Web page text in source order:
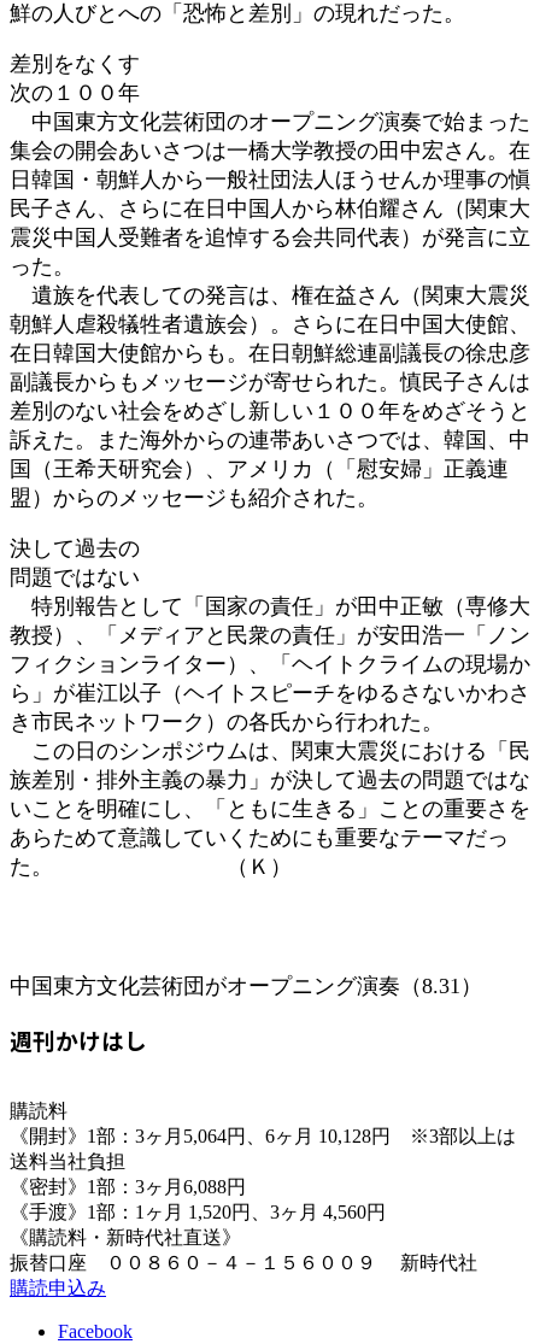
鮮の人びとへの「恐怖と差別」の現れだった。
差別をなくす
次の１００年
中国東方文化芸術団のオープニング演奏で始まった
集会の開会あいさつは一橋大学教授の田中宏さん。在
日韓国・朝鮮人から一般社団法人ほうせんか理事の愼
民子さん、さらに在日中国人から林伯耀さん（関東大
震災中国人受難者を追悼する会共同代表）が発言に立
った。
遺族を代表しての発言は、権在益さん（関東大震災
朝鮮人虐殺犠牲者遺族会）。さらに在日中国大使館、
在日韓国大使館からも。在日朝鮮総連副議長の徐忠彦
副議長からもメッセージが寄せられた。慎民子さんは
差別のない社会をめざし新しい１００年をめざそうと
訴えた。また海外からの連帯あいさつでは、韓国、中
国（王希天研究会）、アメリカ（「慰安婦」正義連
盟）からのメッセージも紹介された。
決して過去の
問題ではない
特別報告として「国家の責任」が田中正敏（専修大
教授）、「メディアと民衆の責任」が安田浩一「ノン
フィクションライター）、「ヘイトクライムの現場か
ら」が崔江以子（ヘイトスピーチをゆるさないかわさ
き市民ネットワーク）の各氏から行われた。
この日のシンポジウムは、関東大震災における「民
族差別・排外主義の暴力」が決して過去の問題ではな
いことを明確にし、「ともに生きる」ことの重要さを
あらためて意識していくためにも重要なテーマだっ
た。 （Ｋ）
中国東方文化芸術団がオープニング演奏（8.31）
週刊かけはし
購読料
《開封》1部：3ヶ月5,064円、6ヶ月 10,128円 ※3部以上は
送料当社負担
《密封》1部：3ヶ月6,088円
《手渡》1部：1ヶ月 1,520円、3ヶ月 4,560円
《購読料・新時代社直送》
振替口座 ００８６０－４－１５６００９ 新時代社
購読申込み
Facebook